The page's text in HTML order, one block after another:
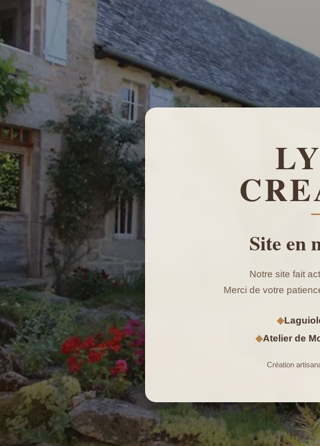
Site en
Notre site fait
Merci de votre
◆
◆Atelier de
Création